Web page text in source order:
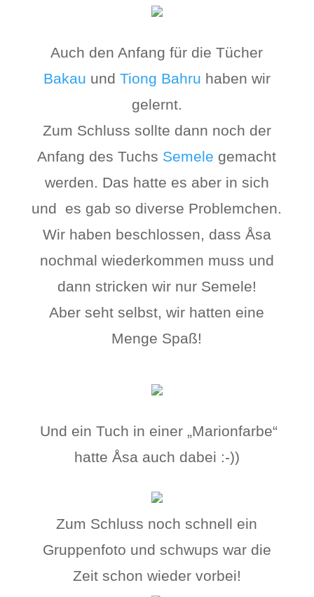
Auch den Anfang für die Tücher
Bakau und Tiong Bahru haben wir
gelernt.
Zum Schluss sollte dann noch der
Anfang des Tuchs Semele gemacht
werden. Das hatte es aber in sich
und es gab so diverse Problemchen.
Wir haben beschlossen, dass Åsa
nochmal wiederkommen muss und
dann stricken wir nur Semele!
Aber seht selbst, wir hatten eine
Menge Spaß!
Und ein Tuch in einer „Marionfarbe“
hatte Åsa auch dabei :-))
Zum Schluss noch schnell ein
Gruppenfoto und schwups war die
Zeit schon wieder vorbei!